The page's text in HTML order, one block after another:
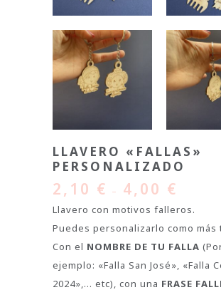
LLAVERO «FALLAS»
PERSONALIZADO
2,10 € – 4,00 €
Llavero con motivos falleros.
Puedes personalizarlo como más
Con el NOMBRE DE TU FALLA
ejemplo: «Falla San José», «Falla
2024»,… etc), con una FRASE